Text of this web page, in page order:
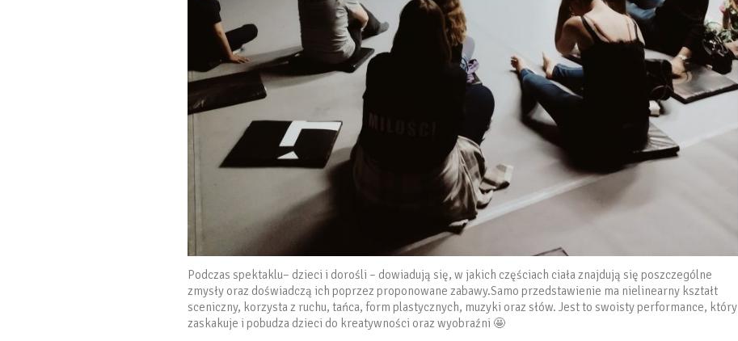
Podczas spektaklu– dzieci i dorośli – dowiadują się, w jakich częściach ciała znajdują się poszczególne
zmysły oraz doświadczą ich poprzez proponowane zabawy.Samo przedstawienie ma nielinearny kształt
sceniczny, korzysta z ruchu, tańca, form plastycznych, muzyki oraz słów. Jest to swoisty performance, który
zaskakuje i pobudza dzieci do kreatywności oraz wyobraźni 🤩